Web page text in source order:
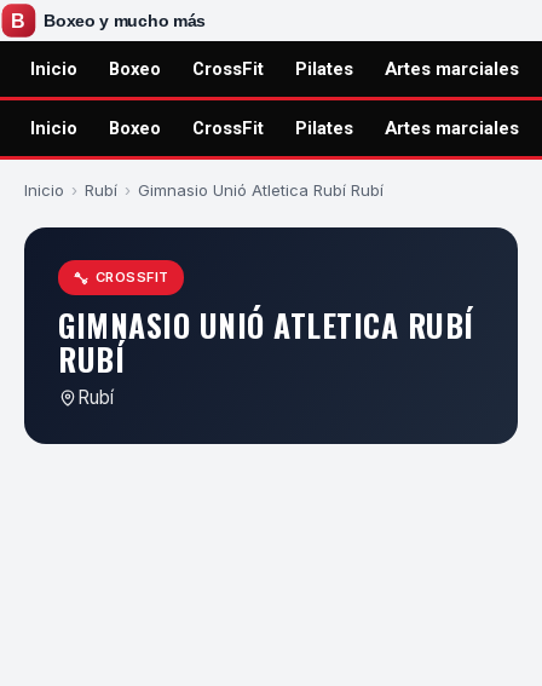
Inicio Boxeo CrossFit Pilates Artes marciales
Inicio Boxeo CrossFit Pilates Artes marciales
Inicio › Rubí › Gimnasio Unió Atletica Rubí Rubí
CROSSFIT
GIMNASIO UNIÓ ATLETICA RUBÍ
RUBÍ
Rubí